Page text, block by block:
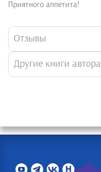
Приятного аппетита!
Отзывы
Другие книги автора